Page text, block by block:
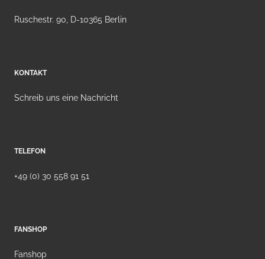
Ruschestr. 90, D-10365 Berlin
KONTAKT
Schreib uns eine Nachricht
TELEFON
+49 (0) 30 558 91 51
FANSHOP
Fanshop